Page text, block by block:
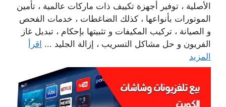
الأصلية ، توفير أجهزة تكييف ذات ماركات عالمية ، تأمين
الموتورات بأنواعها ، كذلك الضاغطات ، خدمات الفحص
و الصيانة ، تركيب المكيفات و تثبيتها بإحكام ، تبديل غاز
الفريون و حل مشاكل التسريب ، إزالة الجليد ... اقرأ
المزيد